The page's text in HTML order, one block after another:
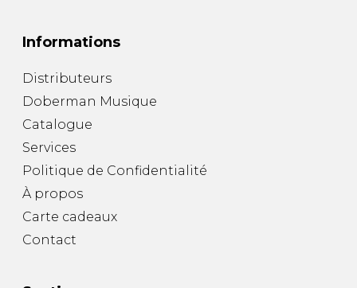
Informations
Distributeurs
Doberman Musique
Catalogue
Services
Politique de Confidentialité
À propos
Carte cadeaux
Contact